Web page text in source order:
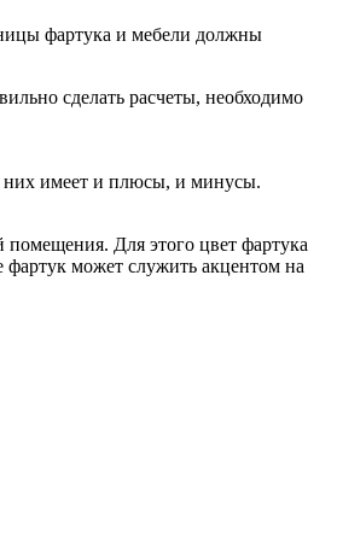
фартука и мебели должны
сделать расчеты, необходимо
них имеет и плюсы, и минусы.
Для этого цвет фартука
фартук может служить акцентом на